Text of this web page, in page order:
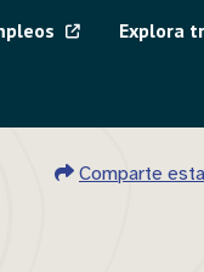
Explora
Comparte